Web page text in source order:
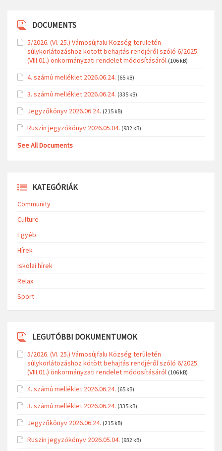
DOCUMENTS
5/2026. (VI. 25.) Vámosújfalu Község területén
súlykorlátozáshoz kötött behajtás rendjéről szóló 6/2025.
(VIII.01.) önkormányzati rendelet módosításáról (106 kB)
4. számú melléklet 2026.06.24. (65 kB)
3. számú melléklet 2026.06.24. (335 kB)
Jegyzőkönyv 2026.06.24. (215 kB)
Ruszin jegyzőkönyv 2026.05.04. (932 kB)
See All Documents
KATEGÓRIÁK
Community
Culture
Egyéb
Hírek
Iskolai hírek
Relax
Sport
LEGUTÓBBI DOKUMENTUMOK
5/2026. (VI. 25.) Vámosújfalu Község területén
súlykorlátozáshoz kötött behajtás rendjéről szóló 6/2025.
(VIII.01.) önkormányzati rendelet módosításáról (106 kB)
4. számú melléklet 2026.06.24. (65 kB)
3. számú melléklet 2026.06.24. (335 kB)
Jegyzőkönyv 2026.06.24. (215 kB)
Ruszin jegyzőkönyv 2026.05.04. (932 kB)